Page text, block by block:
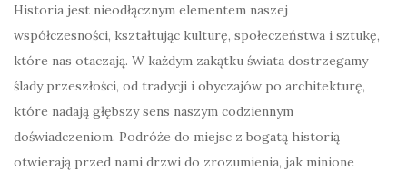
Historia jest nieodłącznym elementem naszej
współczesności, kształtując kulturę, społeczeństwa i sztukę,
które nas otaczają. W każdym zakątku świata dostrzegamy
ślady przeszłości, od tradycji i obyczajów po architekturę,
które nadają głębszy sens naszym codziennym
doświadczeniom. Podróże do miejsc z bogatą historią
otwierają przed nami drzwi do zrozumienia, jak minione